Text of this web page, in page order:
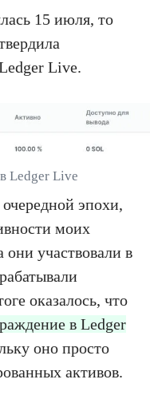
15 июля, то
Live.
Ledger Live
эпохи,
моих
они участвовали в
оказалось, что
в Ledger
оно просто
активов.